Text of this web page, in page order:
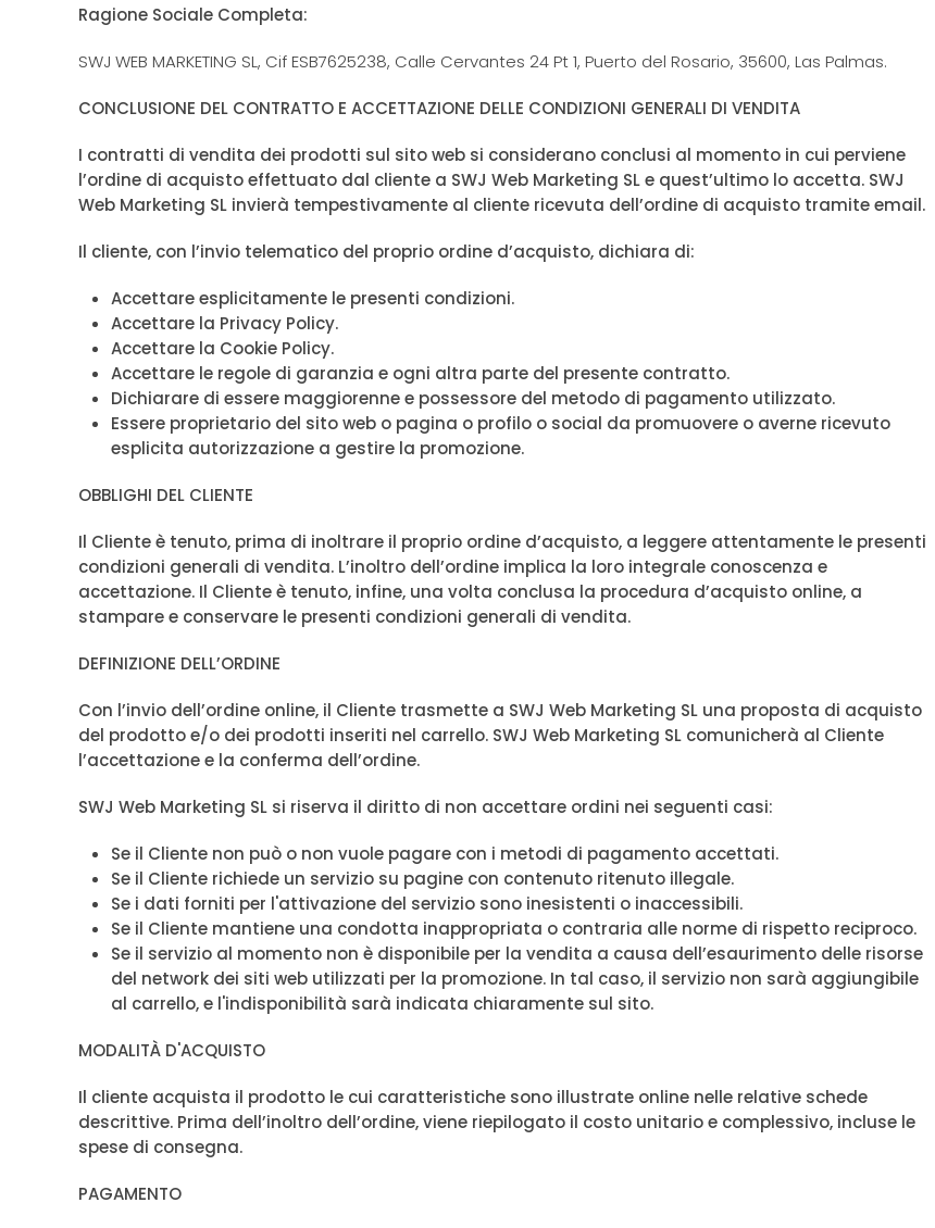
Ragione Sociale Completa:
SWJ WEB MARKETING SL, Cif ESB7625238, Calle Cervantes 24 Pt 1, Puerto del Rosario, 35600, Las Palmas.
CONCLUSIONE DEL CONTRATTO E ACCETTAZIONE DELLE CONDIZIONI GENERALI DI VENDITA
I contratti di vendita dei prodotti sul sito web si considerano conclusi al momento in cui perviene
l’ordine di acquisto effettuato dal cliente a SWJ Web Marketing SL e quest’ultimo lo accetta. SWJ
Web Marketing SL invierà tempestivamente al cliente ricevuta dell’ordine di acquisto tramite email.
Il cliente, con l’invio telematico del proprio ordine d’acquisto, dichiara di:
Accettare esplicitamente le presenti condizioni.
Accettare la Privacy Policy.
Accettare la Cookie Policy.
Accettare le regole di garanzia e ogni altra parte del presente contratto.
Dichiarare di essere maggiorenne e possessore del metodo di pagamento utilizzato.
Essere proprietario del sito web o pagina o profilo o social da promuovere o averne ricevuto
esplicita autorizzazione a gestire la promozione.
OBBLIGHI DEL CLIENTE
Il Cliente è tenuto, prima di inoltrare il proprio ordine d’acquisto, a leggere attentamente le presenti
condizioni generali di vendita. L’inoltro dell’ordine implica la loro integrale conoscenza e
accettazione. Il Cliente è tenuto, infine, una volta conclusa la procedura d’acquisto online, a
stampare e conservare le presenti condizioni generali di vendita.
DEFINIZIONE DELL’ORDINE
Con l’invio dell’ordine online, il Cliente trasmette a SWJ Web Marketing SL una proposta di acquisto
del prodotto e/o dei prodotti inseriti nel carrello. SWJ Web Marketing SL comunicherà al Cliente
l’accettazione e la conferma dell’ordine.
SWJ Web Marketing SL si riserva il diritto di non accettare ordini nei seguenti casi:
Se il Cliente non può o non vuole pagare con i metodi di pagamento accettati.
Se il Cliente richiede un servizio su pagine con contenuto ritenuto illegale.
Se i dati forniti per l'attivazione del servizio sono inesistenti o inaccessibili.
Se il Cliente mantiene una condotta inappropriata o contraria alle norme di rispetto reciproco.
Se il servizio al momento non è disponibile per la vendita a causa dell’esaurimento delle risorse
del network dei siti web utilizzati per la promozione. In tal caso, il servizio non sarà aggiungibile
al carrello, e l'indisponibilità sarà indicata chiaramente sul sito.
MODALITÀ D'ACQUISTO
Il cliente acquista il prodotto le cui caratteristiche sono illustrate online nelle relative schede
descrittive. Prima dell’inoltro dell’ordine, viene riepilogato il costo unitario e complessivo, incluse le
spese di consegna.
PAGAMENTO
★★★★☆
ogni esigenza.
✓ Ottimi risultati con i servizi di marketing
Riepilogo generato dall'IA
Basato su 142 recensioni